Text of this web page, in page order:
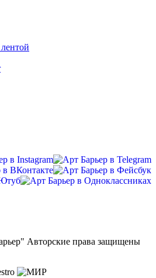
Авторские права защищены